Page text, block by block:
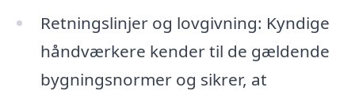
Retningslinjer og lovgivning: Kyndige
håndværkere kender til de gældende
bygningsnormer og sikrer, at